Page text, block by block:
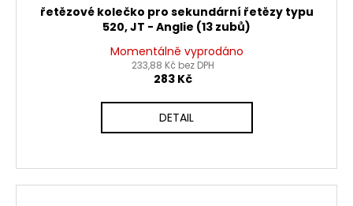
řetězové kolečko pro sekundární řetězy typu
520, JT - Anglie (13 zubů)
Momentálně vyprodáno
233,88 Kč bez DPH
283 Kč
DETAIL